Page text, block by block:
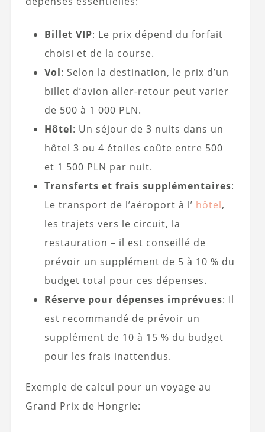
Billet VIP: Le prix dépend du forfait
choisi et de la course.
Vol: Selon la destination, le prix d’un
billet d’avion aller-retour peut varier
de 500 à 1 000 PLN.
Hôtel: Un séjour de 3 nuits dans un
hôtel 3 ou 4 étoiles coûte entre 500
et 1 500 PLN par nuit.
Transferts et frais supplémentaires:
Le transport de l’aéroport à l’ hôtel,
les trajets vers le circuit, la
restauration – il est conseillé de
prévoir un supplément de 5 à 10 % du
budget total pour ces dépenses.
Réserve pour dépenses imprévues: Il
est recommandé de prévoir un
supplément de 10 à 15 % du budget
pour les frais inattendus.
Exemple de calcul pour un voyage au
Grand Prix de Hongrie: